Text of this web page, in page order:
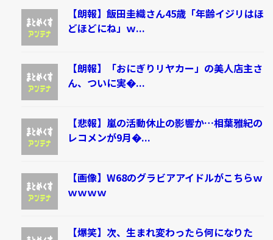
【朗報】飯田圭織さん45歳「年齢イジリはほ
どほどにね」ｗ...
【朗報】「おにぎりリヤカー」の美人店主さ
ん、ついに実�...
【悲報】嵐の活動休止の影響か…相葉雅紀の
レコメンが9月�...
【画像】W68のグラビアアイドルがこちらｗ
ｗｗｗｗ
【爆笑】次、生まれ変わったら何になりた